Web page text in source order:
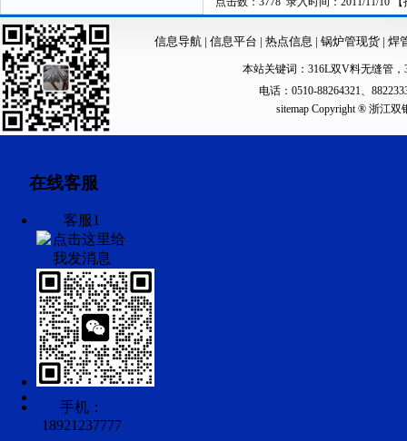
信息导航| 信息平台 | 热点信息 | 锅炉管现货 | 焊
本站关键词： 316L双V料无缝管 ，
电话：0510-88264321、
sitemapCopyright ® 浙江双
在线客服
客服1
手机：
18921237777